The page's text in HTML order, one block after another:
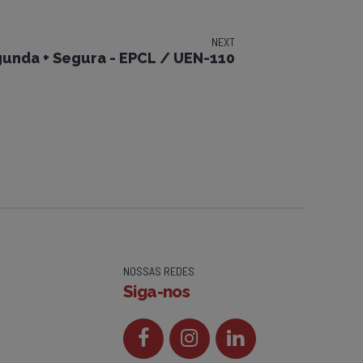
NEXT
+ Segura - EPCL / UEN-110
NOSSAS REDES
Siga-nos